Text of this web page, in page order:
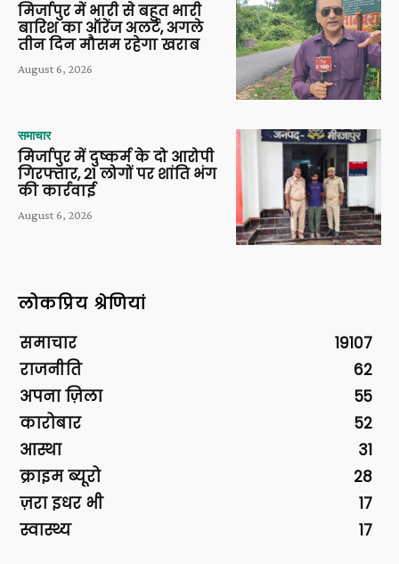
मिर्जापुर में भारी से बहुत भारी
बारिश का ऑरेंज अलर्ट, अगले
तीन दिन मौसम रहेगा खराब
August 6, 2026
समाचार
मिर्जापुर में दुष्कर्म के दो आरोपी
गिरफ्तार, 21 लोगों पर शांति भंग
की कार्रवाई
August 6, 2026
लोकप्रिय श्रेणियां
समाचार
19107
राजनीति
62
अपना ज़िला
55
कारोबार
52
आस्था
31
क्राइम ब्यूरो
28
ज़रा इधर भी
17
स्वास्थ्य
17